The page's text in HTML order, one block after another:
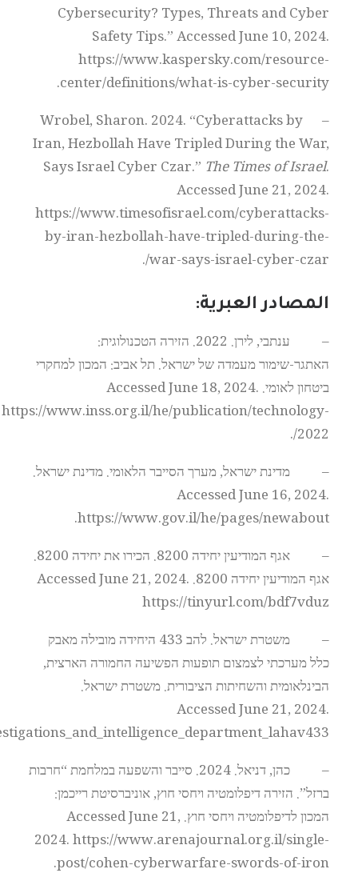
Cybersecurity? Types, Threats and Cyber
Safety Tips.” Accessed June 10, 2024.
https://www.kaspersky.com/resource-
center/definitions/what-is-cyber-security.
– Wrobel, Sharon. 2024. “Cyberattacks by
Iran, Hezbollah Have Tripled During the War,
Says Israel Cyber Czar.” The Times of Israel.
Accessed June 21, 2024.
https://www.timesofisrael.com/cyberattacks-
by-iran-hezbollah-have-tripled-during-the-
war-says-israel-cyber-czar/.
المصادر العبرية:
– ענתבי, לירן. 2022. הזירה הטכנולוגית:
האתגר-שימור מעמדה של ישראל. תל אביב: המכון למחקרי
ביטחון לאומי. Accessed June 18, 2024.
https://www.inss.org.il/he/publication/technology-
2022/.
– מדינת ישראל, מערך הסייבר הלאומי. מדינת ישראל.
Accessed June 16, 2024.
https://www.gov.il/he/pages/newabout.
– אגף המודיעין יחידה 8200. הכירו את יחידה 8200.
אגף המודיעין יחידה 8200. Accessed June 21, 2024.
https://tinyurl.com/bdf7vduz
– משטרת ישראל. להב 433 היחידה מובילה מאבק
כלל מערכתי לצמצום תופעות הפשיעה החמורה הארצית,
הבינלאומית והשחיתות הציבורית. משטרת ישראל.
Accessed June 21, 2024.
– כהן, דניאל. 2024. סייבר והשפעה במלחמת “חרבות
ברזל”. הזירה דיפלומטיה ויחסי חוץ, אוניברסיטת רייכמן:
המכון לדיפלומטיה ויחסי חוץ. Accessed June 21,
2024. https://www.arenajournal.org.il/single-
post/cohen-cyberwarfare-swords-of-iron.